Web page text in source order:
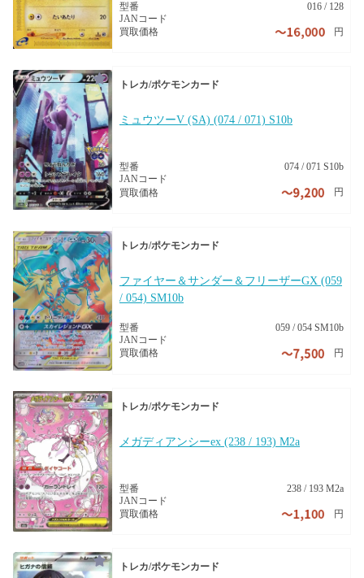
型番
016 / 128
JANコード
買取価格
円
トレカ/ポケモンカード
ミュウツーV (SA) (074 / 071) S10b
型番
074 / 071 S10b
JANコード
買取価格
円
トレカ/ポケモンカード
ファイヤー＆サンダー＆フリーザーGX (059
/ 054) SM10b
型番
059 / 054 SM10b
JANコード
買取価格
円
トレカ/ポケモンカード
メガディアンシーex (238 / 193) M2a
型番
238 / 193 M2a
JANコード
買取価格
円
トレカ/ポケモンカード